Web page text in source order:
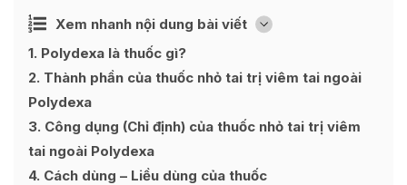
Xem nhanh nội dung bài viết [
Ẩn
1 Polydexa là thuốc gì?
2 Thành phần của thuốc nhỏ tai trị viêm tai ngoài
Polydexa
3 Công dụng (Chỉ định) của thuốc nhỏ tai trị viêm
tai ngoài Polydexa
4 Cách dùng – Liều dùng của thuốc